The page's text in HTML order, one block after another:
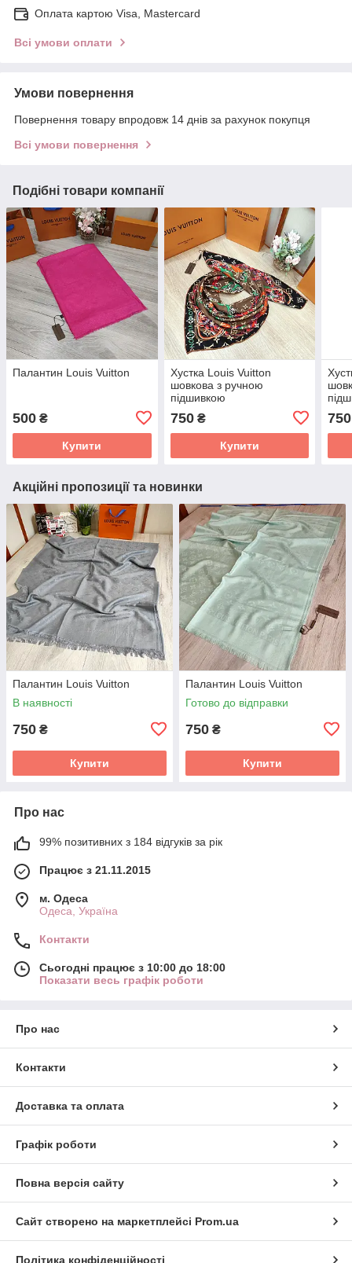
Оплата картою Visa, Mastercard
Всі умови оплати
Умови повернення
Повернення товару впродовж 14 днів за рахунок покупця
Всі умови повернення
Подібні товари компанії
Палантин Louis Vuitton
500 ₴
Купити
Хустка Louis Vuitton
шовкова з ручною
підшивкою
750₴
Купити
750
Акційні пропозиції та новинки
Палантин Louis Vuitton
В наявності
750 ₴
Купити
Палантин Louis Vuitton
Готово до відправки
750 ₴
Купити
Про нас
99% позитивних з 184 відгуків за рік
Працює з 21.11.2015
м. Одеса
Одеса, Україна
Контакти
Сьогодні працює з 10:00 до 18:00
Показати весь графік роботи
Про нас
Контакти
Доставка та оплата
Графік роботи
Повна версія сайту
Сайт створено на маркетплейсі Prom.ua
Політика конфіденційності